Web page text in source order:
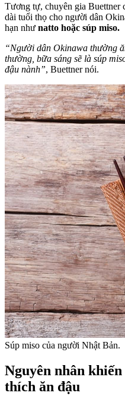
Tương tự, chuyên gia Buettner
dài tuổi thọ cho người dân
hạn như natto hoặc súp miso.
“Người dân Okinawa thường
thường, bữa sáng sẽ là súp
đậu nành”, Buettner nói.
Súp miso của người Nhật Bản.
Nguyên nhân
thích ăn đậu